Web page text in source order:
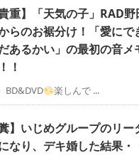
貴重】「天気の子」RAD
らのお裾分け！「愛にで
あるかい」の最初の音メ
！
BD&DVD 楽しんで ...
糞】いじめグループのリ
なり、デキ婚した結果・